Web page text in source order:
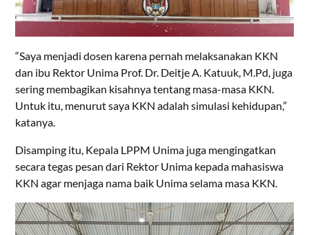
“Saya menjadi dosen karena pernah melaksanakan KKN
dan ibu Rektor Unima Prof. Dr. Deitje A. Katuuk, M.Pd, juga
sering membagikan kisahnya tentang masa-masa KKN.
Untuk itu, menurut saya KKN adalah simulasi kehidupan,”
katanya.
Disamping itu, Kepala LPPM Unima juga mengingatkan
secara tegas pesan dari Rektor Unima kepada mahasiswa
KKN agar menjaga nama baik Unima selama masa KKN.